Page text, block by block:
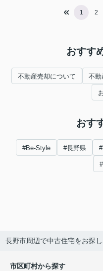
1 2
おすす
不動産売却について 不動
おす
#Be-Style #長野県
長野市周辺で中古住宅をお探
市区町村から探す